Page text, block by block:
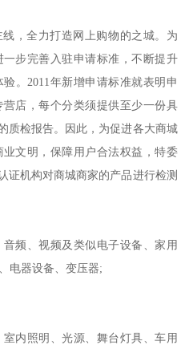
，全力打造网上购物的之城。为
步完善入驻申请标准，不断提升
。2011年新增申请标准就表明申
店，每个分类须提供至少一份具
质检报告。因此，为促进各大商城
文明，保障用户合法权益，特委
证机构对商城商家的产品进行检测
频、视频及类似电子设备、家用
电器设备、变压器;
内照明、光源、舞台灯具、车用